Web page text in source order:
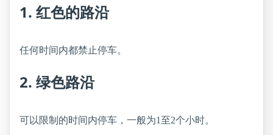
1. 红色的路沿
任何时间内都禁止停车。
2. 绿色路沿
可以限制的时间内停车，一般为1至2个小时。